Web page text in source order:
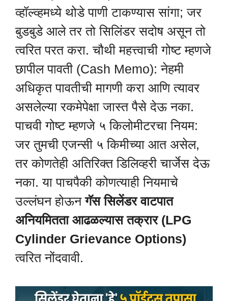
व्हॉल्व्हमध्ये थोडे पाणी टाकण्यास सांगा; जर
बुडबुडे आले तर तो सिलिंडर सदोष असून तो
त्वरित परत करा. चौथी महत्त्वाची गोष्ट म्हणजे
छापील पावती (Cash Memo): नेहमी
अधिकृत पावतीची मागणी करा आणि त्यावर
असलेल्या रकमेपेक्षा जास्त पैसे देऊ नका.
पाचवी गोष्ट म्हणजे ५ किलोमीटरचा नियम:
जर तुमची एजन्सी ५ किमीच्या आत असेल,
तर कोणतेही अतिरिक्त डिलिव्हरी चार्जेस देऊ
नका. या पाचपैकी कोणत्याही नियमाचे
उल्लंघन होऊनगॅस सिलेंडर वाटपात
अनियमितता आढळल्यास तक्रार (LPG
Cylinder Grievance Options)
त्वरित नोंदवावी.